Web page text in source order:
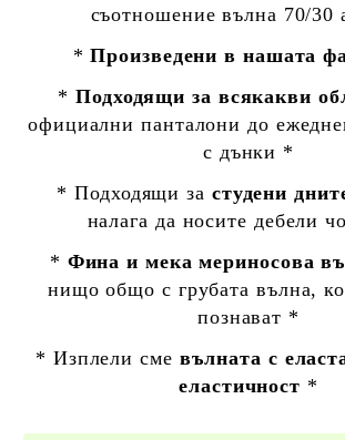
съотношение вълна 70/30
*Произведени в нашата
*Подходящи за всякакви
официални панталони до
с дънки *
* Подходящи за студени
налага да носите дебели
* Фина и мека мериносова
нищо общо с грубата вълна,
познават *
* Изплели сме вълната с
еластичност *